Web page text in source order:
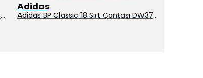
Adidas Ayakkabı Terrex Trailmak Er 2 IE5146
Adidas
Adidas BP Classic 18 Sırt Çantası DW3709